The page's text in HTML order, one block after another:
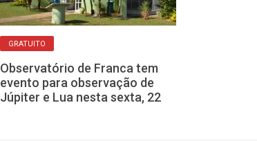
GRATUITO
Observatório de Franca tem
evento para observação de
Júpiter e Lua nesta sexta, 22